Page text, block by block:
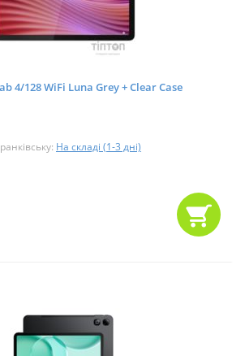
4/128 WiFi Luna Grey + Clear Case
На складі (1-3 дні)